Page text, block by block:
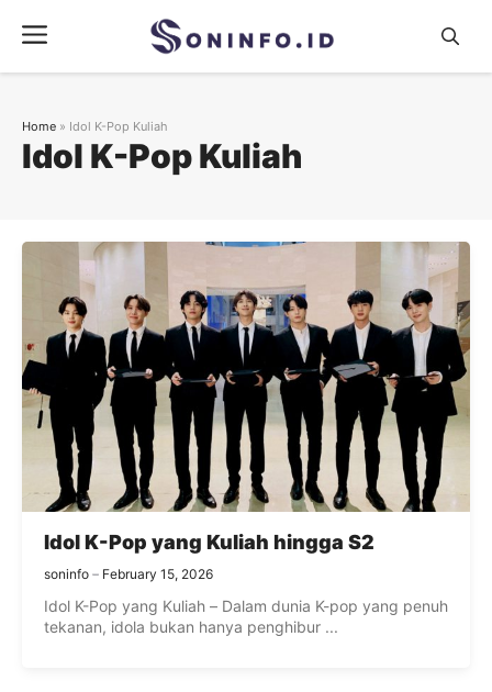
content
Menu
Idol K-Pop Kuliah
Home » Idol K-Pop Kuliah
Idol K-Pop yang Kuliah hingga S2
soninfo February 15, 2026
Idol K-Pop yang Kuliah – Dalam dunia K-pop yang penuh
tekanan, idola bukan hanya penghibur ...